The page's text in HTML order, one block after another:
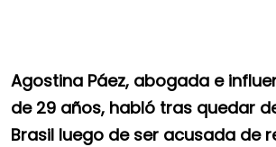
Agostina Páez, abogada e
de 29 años, habló tras quedar
Brasil luego de ser acusada de